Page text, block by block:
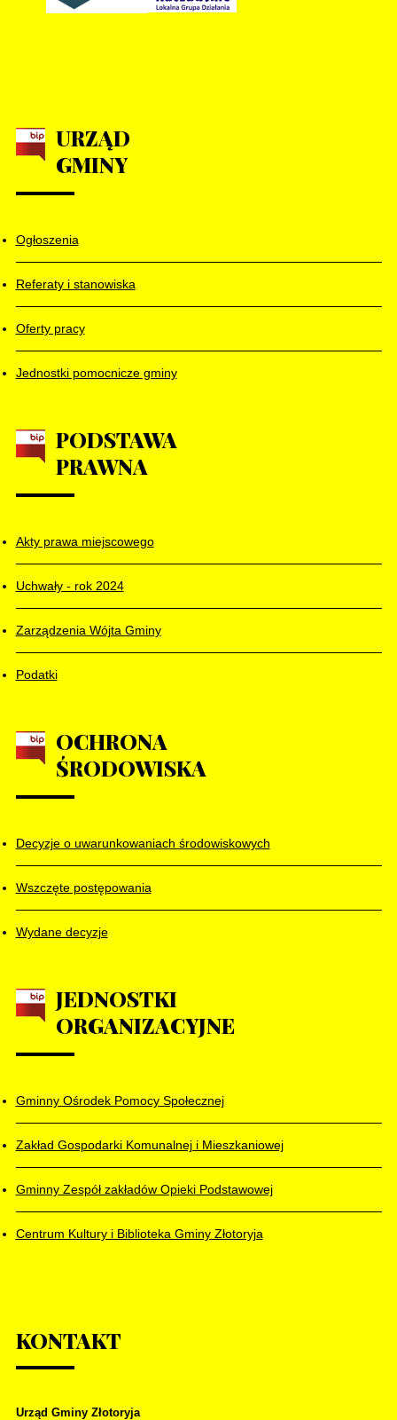
URZĄD
GMINY
Ogłoszenia
Referaty i stanowiska
Oferty pracy
Jednostki pomocnicze gminy
PODSTAWA
PRAWNA
Akty prawa miejscowego
Uchwały - rok 2024
Zarządzenia Wójta Gminy
Podatki
OCHRONA
ŚRODOWISKA
Decyzje o uwarunkowaniach środowiskowych
Wszczęte postępowania
Wydane decyzje
JEDNOSTKI
ORGANIZACYJNE
Gminny Ośrodek Pomocy Społecznej
Zakład Gospodarki Komunalnej i Mieszkaniowej
Gminny Zespół zakładów Opieki Podstawowej
Centrum Kultury i Biblioteka Gminy Złotoryja
KONTAKT
Urząd Gminy Złotoryja